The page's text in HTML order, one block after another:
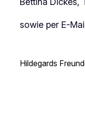
sowie per E-
Hildegards